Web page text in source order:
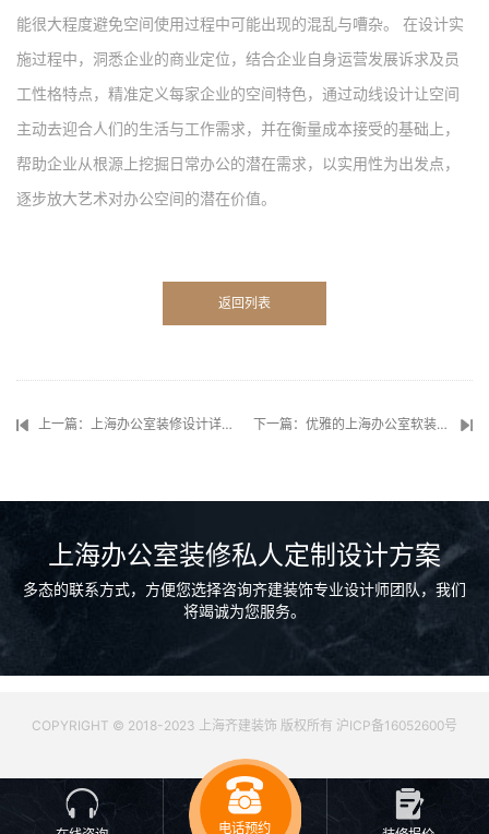
能很大程度避免空间使用过程中可能出现的混乱与嘈杂。 在设计实
施过程中，洞悉企业的商业定位，结合企业自身运营发展诉求及员
工性格特点，精准定义每家企业的空间特色，通过动线设计让空间
主动去迎合人们的生活与工作需求，并在衡量成本接受的基础上，
帮助企业从根源上挖掘日常办公的潜在需求，以实用性为出发点，
逐步放大艺术对办公空间的潜在价值。
返回列表
上一篇：上海办公室装修设计详尽攻略 下一篇：优雅的上海办公室软装搭配设计
上海办公室装修私人定制设计方案
多态的联系方式，方便您选择咨询齐建装饰专业设计师团队，我们
将竭诚为您服务。
COPYRIGHT © 2018-2023 上海齐建装饰 版权所有 沪ICP备16052600号
电话预约